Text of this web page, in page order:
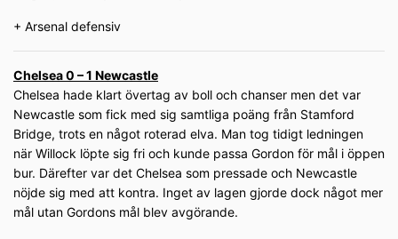
+ Arsenal defensiv
Chelsea 0 – 1 Newcastle
Chelsea hade klart övertag av boll och chanser men det var
Newcastle som fick med sig samtliga poäng från Stamford
Bridge, trots en något roterad elva. Man tog tidigt ledningen
när Willock löpte sig fri och kunde passa Gordon för mål i öppen
bur. Därefter var det Chelsea som pressade och Newcastle
nöjde sig med att kontra. Inget av lagen gjorde dock något mer
mål utan Gordons mål blev avgörande.